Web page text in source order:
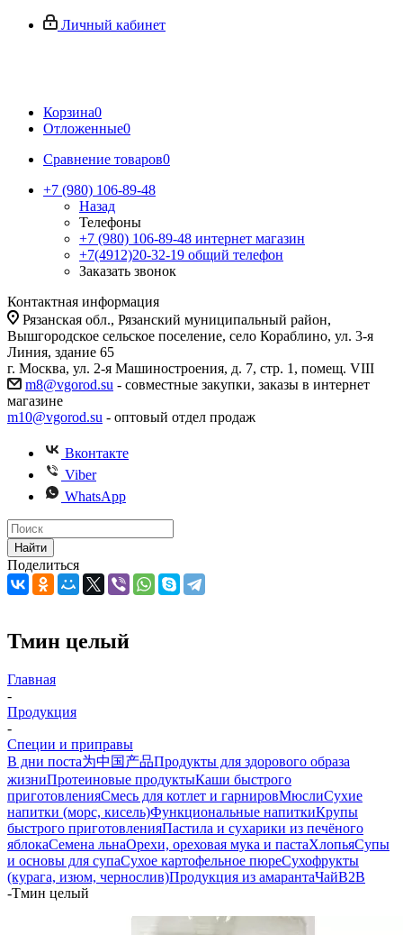
Личный кабинет
Корзина0
Отложенные0
Сравнение товаров0
+7 (980) 106-89-48
Назад
Телефоны
+7 (980) 106-89-48 интернет магазин
+7(4912)20-32-19 общий телефон
Заказать звонок
Контактная информация
Рязанская обл., Рязанский муниципальный район,
Вышгородское сельское поселение, село Кораблино, ул. 3-я
Линия, здание 65
г. Москва, ул. 2-я Машиностроения, д. 7, стр. 1, помещ. VIII
m8@vgorod.su - совместные закупки, заказы в интернет
магазине
m10@vgorod.su - оптовый отдел продаж
Вконтакте
Viber
WhatsApp
Найти
Поделиться
Тмин целый
Главная
-
Продукция
-
Специи и приправы
В дни поста为中国产品Продукты для здорового образа
жизниПротеиновые продуктыКаши быстрого
приготовленияСмесь для котлет и гарнировМюслиСухие
напитки (морс, кисель)Функциональные напиткиКрупы
быстрого приготовленияПастила и сухарики из печёного
яблокаСемена льнаОрехи, ореховая мука и пастаХлопьяСупы
и основы для супаСухое картофельное пюреСухофрукты
(курага, изюм, чернослив)Продукция из амарантаЧайB2B
-Тмин целый